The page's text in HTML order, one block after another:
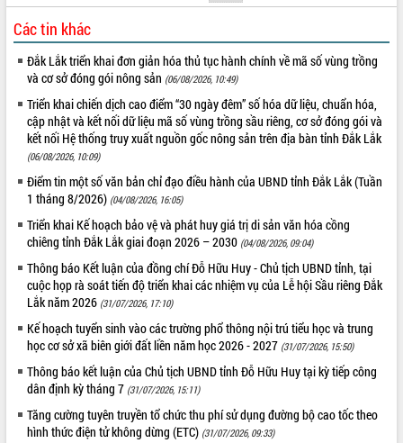
LIÊN KẾT WEB
THỐNG KÊ TRUY CẬP
Hôm nay: 26460
Tất cả: 66112128
Các tin khác
Đắk Lắk triển khai đơn giản hóa thủ tục hành chính về mã số vùng trồng
và cơ sở đóng gói nông sản (06/08/2026, 10:49)
Triển khai chiến dịch cao điểm “30 ngày đêm” số hóa dữ liệu, chuẩn hóa,
cập nhật và kết nối dữ liệu mã số vùng trồng sầu riêng, cơ sở đóng gói và
kết nối Hệ thống truy xuất nguồn gốc nông sản trên địa bàn tỉnh Đắk Lắk
(06/08/2026, 10:09)
Điểm tin một số văn bản chỉ đạo điều hành của UBND tỉnh Đắk Lắk (Tuần
1 tháng 8/2026) (04/08/2026, 16:05)
Triển khai Kế hoạch bảo vệ và phát huy giá trị di sản văn hóa cồng
chiêng tỉnh Đắk Lắk giai đoạn 2026 – 2030 (04/08/2026, 09:04)
Thông báo Kết luận của đồng chí Đỗ Hữu Huy - Chủ tịch UBND tỉnh, tại
cuộc họp rà soát tiến độ triển khai các nhiệm vụ của Lễ hội Sầu riêng Đắk
Lắk năm 2026 (31/07/2026, 17:10)
Kế hoạch tuyển sinh vào các trường phổ thông nội trú tiểu học và trung
học cơ sở xã biên giới đất liền năm học 2026 - 2027 (31/07/2026, 15:50)
Thông báo kết luận của Chủ tịch UBND tỉnh Đỗ Hữu Huy tại kỳ tiếp công
dân định kỳ tháng 7 (31/07/2026, 15:11)
Tăng cường tuyên truyền tổ chức thu phí sử dụng đường bộ cao tốc theo
hình thức điện tử không dừng (ETC) (31/07/2026, 09:33)